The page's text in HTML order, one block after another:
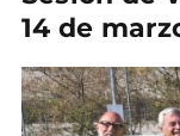
14 de